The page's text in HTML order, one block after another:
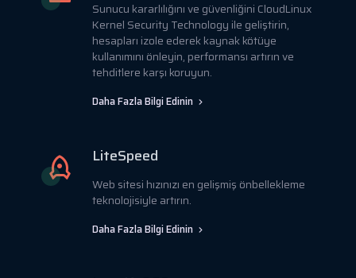
Sunucu kararlılığını ve güvenliğini CloudLinux
Kernel Security Technology ile geliştirin,
hesapları izole ederek kaynak kötüye
kullanımını önleyin, performansı artırın ve
tehditlere karşı koruyun.
Daha Fazla Bilgi Edinin
LiteSpeed
Web sitesi hızınızı en gelişmiş önbellekleme
teknolojisiyle artırın.
Daha Fazla Bilgi Edinin